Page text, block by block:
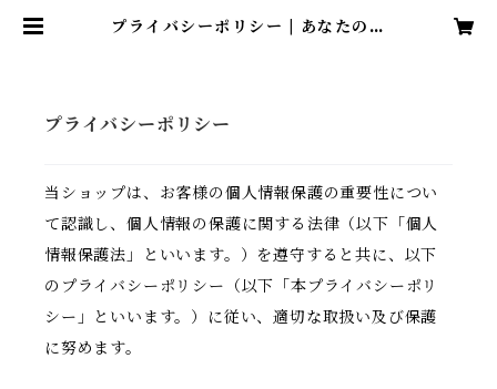
プライバシーポリシー | あなたのミ
プライバシーポリシー
当ショップは、お客様の個人情報保護の重要性につい
て認識し、個人情報の保護に関する法律（以下「個人
情報保護法」といいます。）を遵守すると共に、以下
のプライバシーポリシー（以下「本プライバシーポリ
シー」といいます。）に従い、適切な取扱い及び保護
に努めます。